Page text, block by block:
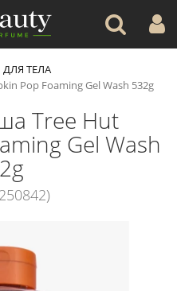
ДЛЯ ТЕЛА
Pop Foaming Gel Wash 532g
Tree Hut
Gel Wash